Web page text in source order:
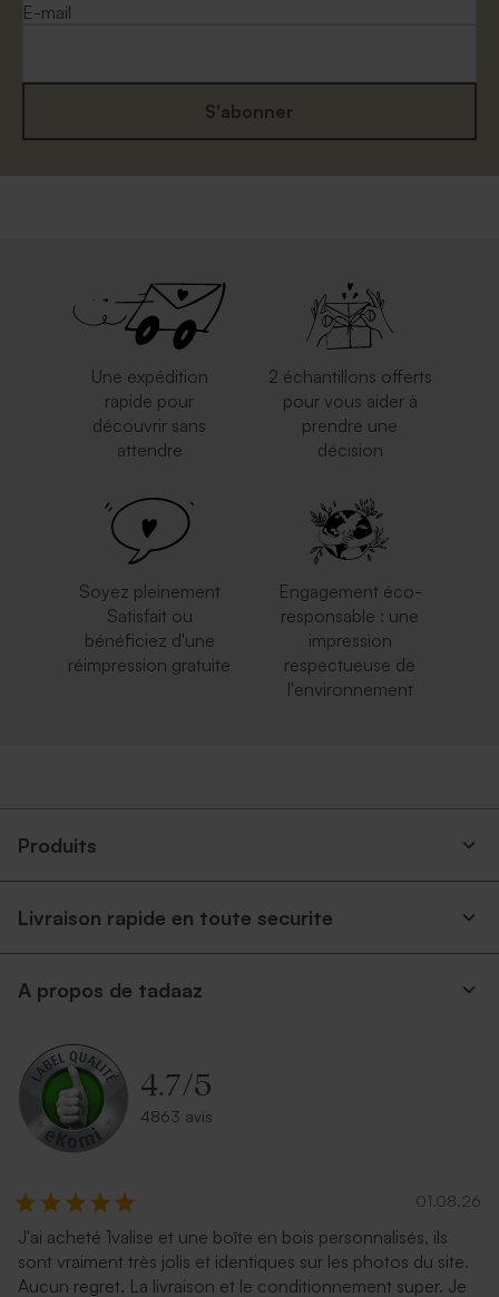
Enveloppe rose pâle
Enveloppe fuchsia tendance Enveloppe communion
terracotta
E-mail
S'abonner
Une expédition
rapide pour
découvrir sans
attendre
2 échantillons offerts
pour vous aider à
prendre une
décision
Soyez pleinement
Satisfait ou
bénéficiez d'une
réimpression gratuite
Engagement éco-
responsable : une
impression
respectueuse de
l'environnement
Produits
Livraison rapide en toute securite
A propos de tadaaz
4.7/5
4863 avis
01.08.26
J'ai acheté 1valise et une boîte en bois personnalisés, ils
sont vraiment très jolis et identiques sur les photos du site.
Aucun regret. La livraison et le conditionnement super. Je